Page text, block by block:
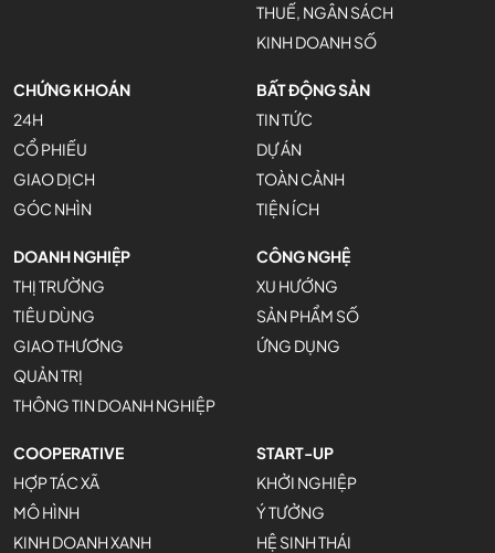
THUẾ, NGÂN SÁCH
KINH DOANH SỐ
CHỨNG KHOÁN
24H
CỔ PHIẾU
GIAO DỊCH
GÓC NHÌN
BẤT ĐỘNG SẢN
TIN TỨC
DỰ ÁN
TOÀN CẢNH
TIỆN ÍCH
DOANH NGHIỆP
THỊ TRƯỜNG
TIÊU DÙNG
GIAO THƯƠNG
QUẢN TRỊ
THÔNG TIN DOANH NGHIỆP
CÔNG NGHỆ
XU HƯỚNG
SẢN PHẨM SỐ
ỨNG DỤNG
COOPERATIVE
HỢP TÁC XÃ
MÔ HÌNH
KINH DOANH XANH
START-UP
KHỞI NGHIỆP
Ý TƯỞNG
HỆ SINH THÁI